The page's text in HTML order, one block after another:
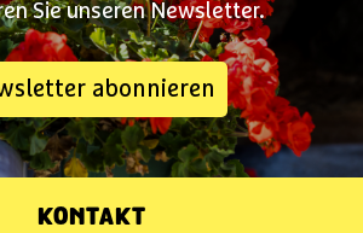
Sie unseren Newsletter.
abonnieren
KONTAKT